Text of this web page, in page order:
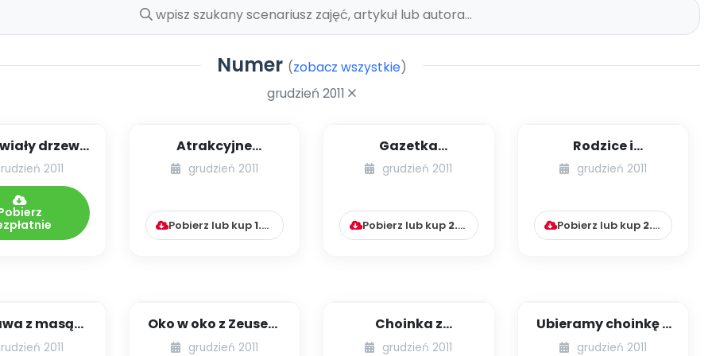
Numer (zobacz wszystkie)
grudzień 2011
drzewa
lesie2011
Atrakcyjne
przedszkole – część
trzecia
grudzień 2011
Pobierz lub kup1.99 zł
Gazetka
przedszkolna? To
proste! – część
grudzień 2011
Pobierz lub kup 2.99 zł
Rodzice i
nauczyciele –
wspólny kierunek
grudzień 2011
Pobierz lub kup 2.99 zł
z masą
solną2011
Oko w oko z Zeusem
- starożytna Grecja
grudzień 2011
Choinka z
bombkami •
grudzień 2011
Ubieramy choinkę •
Jingle bells (Kącik
grudzień 2011